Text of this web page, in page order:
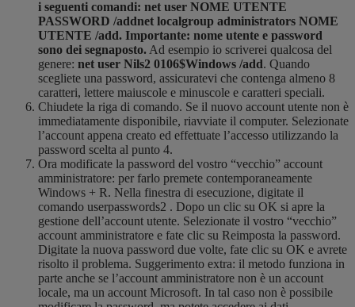
i seguenti comandi: net user NOME UTENTE
PASSWORD /addnet localgroup administrators NOME
UTENTE /add. Importante: nome utente e password
sono dei segnaposto. Ad esempio io scriverei qualcosa del
genere: net user Nils2 0106$Windows /add. Quando
scegliete una password, assicuratevi che contenga almeno 8
caratteri, lettere maiuscole e minuscole e caratteri speciali.
Chiudete la riga di comando. Se il nuovo account utente non è
immediatamente disponibile, riavviate il computer. Selezionate
l’account appena creato ed effettuate l’accesso utilizzando la
password scelta al punto 4.
Ora modificate la password del vostro “vecchio” account
amministratore: per farlo premete contemporaneamente
Windows + R. Nella finestra di esecuzione, digitate il
comando userpasswords2 . Dopo un clic su OK si apre la
gestione dell’account utente. Selezionate il vostro “vecchio”
account amministratore e fate clic su Reimposta la password.
Digitate la nuova password due volte, fate clic su OK e avrete
risolto il problema. Suggerimento extra: il metodo funziona in
parte anche se l’account amministratore non è un account
locale, ma un account Microsoft. In tal caso non è possibile